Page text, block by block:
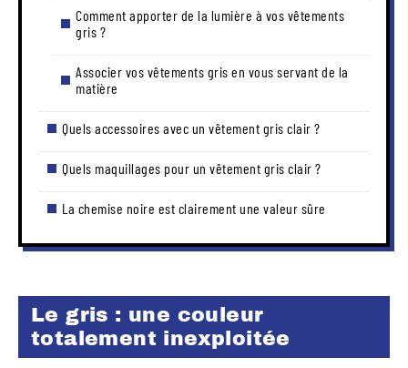
Comment apporter de la lumière à vos vêtements
gris ?
Associer vos vêtements gris en vous servant de la
matière
Quels accessoires avec un vêtement gris clair ?
Quels maquillages pour un vêtement gris clair ?
La chemise noire est clairement une valeur sûre
Le gris : une couleur
totalement inexploitée